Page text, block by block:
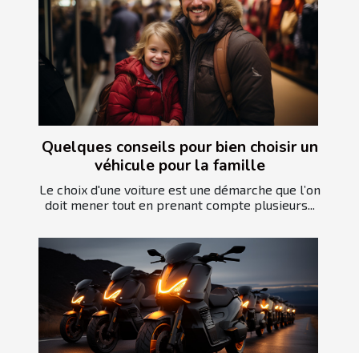
Quelques conseils pour bien choisir un
véhicule pour la famille
Le choix d'une voiture est une démarche que l’on
doit mener tout en prenant compte plusieurs...